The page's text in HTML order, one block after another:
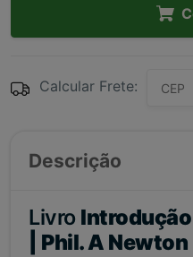
Calcular Frete:
Descrição
Livro
| Phil. A Newton